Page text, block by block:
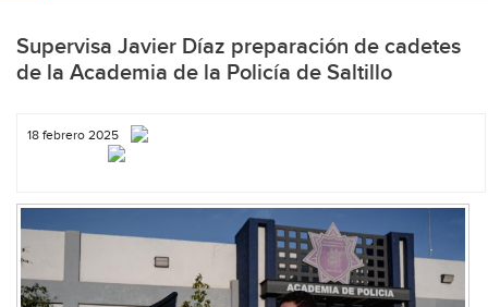
Supervisa Javier Díaz preparación de cadetes
de la Academia de la Policía de Saltillo
18 febrero 2025